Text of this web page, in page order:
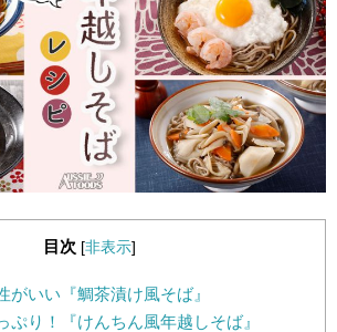
目次 [非表示]
がいい『鯛茶漬け風そば』
ぷり！『けんちん風年越しそば』